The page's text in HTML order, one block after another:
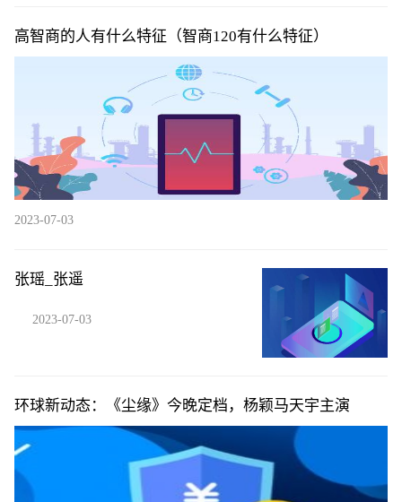
高智商的人有什么特征（智商120有什么特征）
2023-07-03
张瑶_张遥
2023-07-03
环球新动态：《尘缘》今晚定档，杨颖马天宇主演